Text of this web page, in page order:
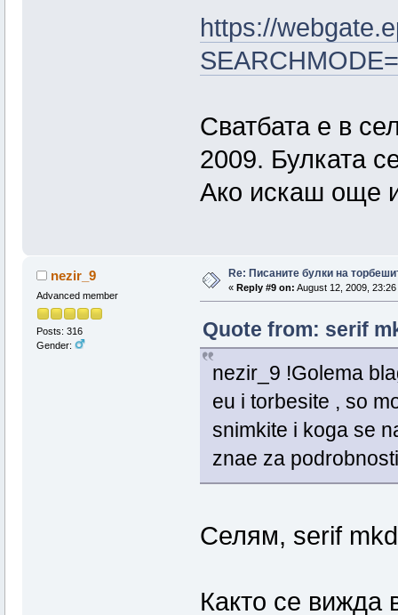
https://
Сватбата е в
2009. Булката
Ако искаш още
nezir_9
Advanced member
Posts: 316
Gender:
Re: Писаните булки на
« Reply #9 on: August 12, 2009, 23:26
Quote from: serif
nezir_9 !Golema
eu i torbesite , so
snimkite i koga se
znae za
Селям, serif
Както се вижда